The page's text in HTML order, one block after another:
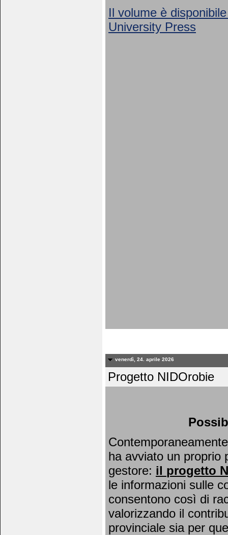
Il volume è
University Press
venerdì, 24. aprile 2026
Progetto NIDOrobie
ha avviato un proprio
gestore: il progetto
le informazioni sulle
consentono così di
valorizzando il
provinciale sia per